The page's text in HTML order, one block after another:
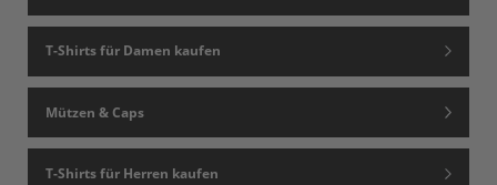
T-Shirts für Damen kaufen
Mützen & Caps
T-Shirts für Herren kaufen